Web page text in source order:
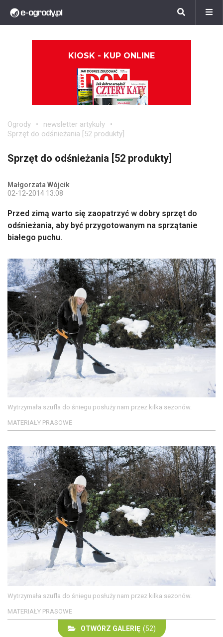
KIOSK - KUP ONLINE
Ogrody
newsletter artykuły
Sprzęt do odśnieżania [52 produkty]
Sprzęt do odśnieżania [52 produkty]
Małgorzata Wójcik
02-12-2014 13:08
Przed zimą warto się zaopatrzyć w dobry sprzęt do
odśnieżania, aby być przygotowanym na sprzątanie
białego puchu.
Wytrzymała szufla do śniegu posłuży nam przez kilka sezonów.
MATERIAŁY PRASOWE
Wytrzymała szufla do śniegu posłuży nam przez kilka sezonów.
MATERIAŁY PRASOWE
OTWÓRZ GALERIĘ (52)